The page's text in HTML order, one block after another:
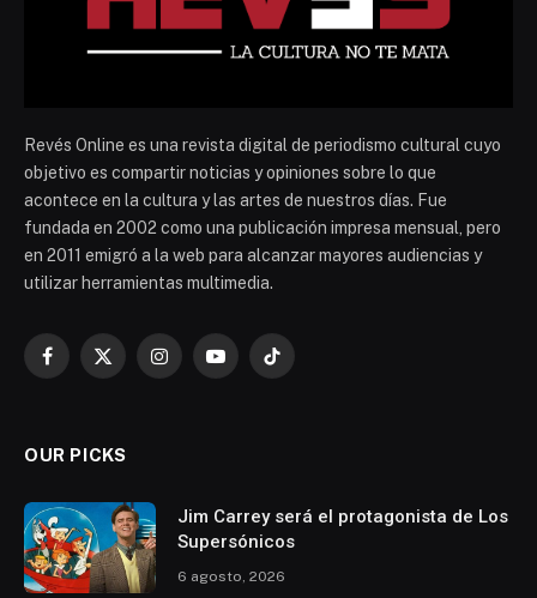
Revés Online es una revista digital de periodismo cultural cuyo
objetivo es compartir noticias y opiniones sobre lo que
acontece en la cultura y las artes de nuestros días. Fue
fundada en 2002 como una publicación impresa mensual, pero
en 2011 emigró a la web para alcanzar mayores audiencias y
utilizar herramientas multimedia.
Facebook
X
InstagramYouTubeTikTok
OUR PICKS
Jim Carrey será el protagonista de Los
Supersónicos
6 agosto, 2026